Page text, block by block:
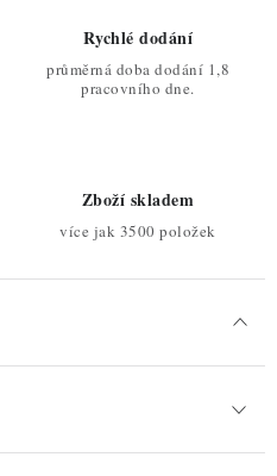
Rychlé dodání
průměrná doba dodání 1,8
pracovního dne.
Zboží skladem
více jak 3500 položek